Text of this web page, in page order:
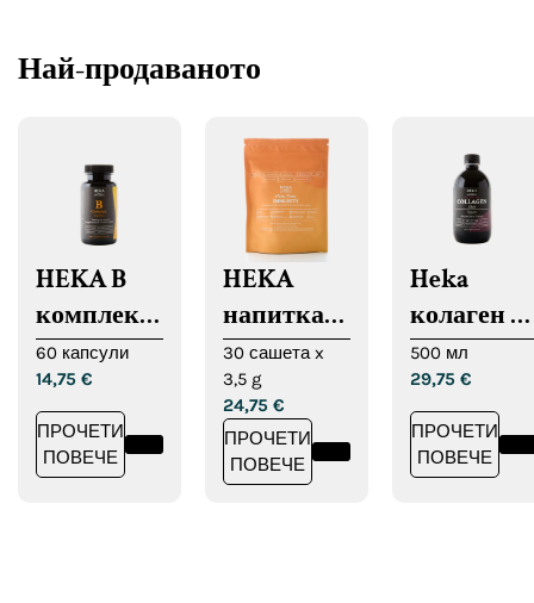
Най-продаваното
HEKA B
комплекс
капсули
60 капсули
14,75 €
ПРОЧЕТИ
ПОВЕЧЕ
HEKA
напитка
за
имунната
система
30 сашета x
3,5 g
24,75 €
ПРОЧЕТИ
ПОВЕЧЕ
Heka
колаген 10
000
500 мл
29,75 €
ПРОЧЕТИ
ПОВЕЧЕ